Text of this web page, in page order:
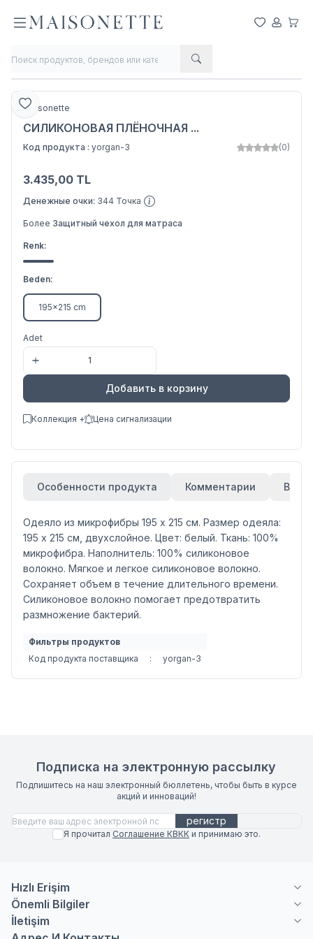
МоиМойМоя
Добавить в любимое
Делиться
Maisonette
СИЛИКОНОВАЯ ПЛЁНОЧНАЯ ...
Код продукта : yorgan-3 (0)
3.435,00 TL
Денежные очки: 344 Точка
Более Защитный чехол для матраса
Renk:
Beden:
195x215 cm
Adet
Добавить в корзину
Коллекция + Цена сигнализации
Особенности продукта Комментарии
Одеяло из микрофибры 195 x 215 см. Размер одеяла:
195 x 215 см, двухслойное. Цвет: белый. Ткань: 100%
микрофибра. Наполнитель: 100% силиконовое
волокно. Мягкое и легкое силиконовое волокно.
Сохраняет объем в течение длительного времени.
Силиконовое волокно помогает предотвратить
размножение бактерий.
Фильтры продуктов
Код продукта поставщика
: yorgan-3
Подписка на электронную рассылку
Подпишитесь на наш электронный бюллетень, чтобы быть в курсе
акций и инноваций!
регистр
Я прочитал Соглашение КВКК и принимаю это.
Hızlı Erişim
Önemli Bilgiler
İletişim